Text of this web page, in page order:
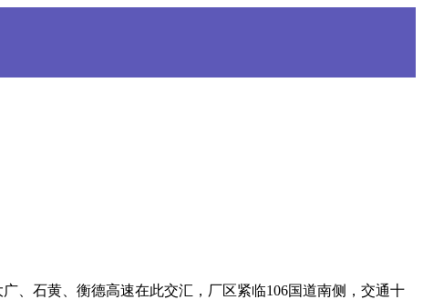
、石黄、衡德高速在此交汇，厂区紧临106国道南侧，交通十